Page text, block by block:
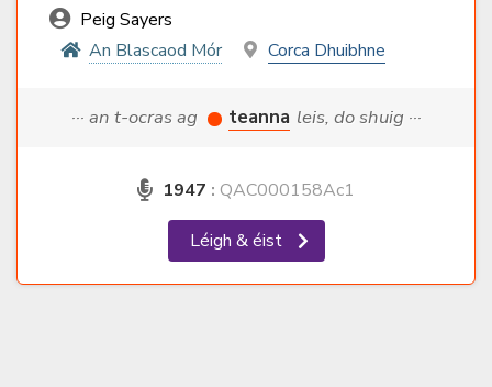
Peig Sayers
An Blascaod Mór
Corca Dhuibhne
··· an t-ocras ag teanna leis, do shuig ···
1947 : QAC000158Ac1
Léigh & éist